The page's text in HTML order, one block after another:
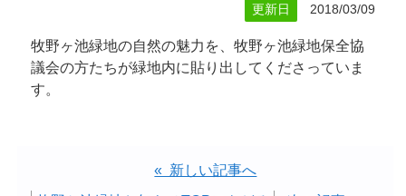
更新日 2018/03/09
牧野ヶ池緑地の自然の魅力を、牧野ヶ池緑地保全協
議会の方たちが緑地内に貼り出してくださっていま
す。
« 新しい記事へ